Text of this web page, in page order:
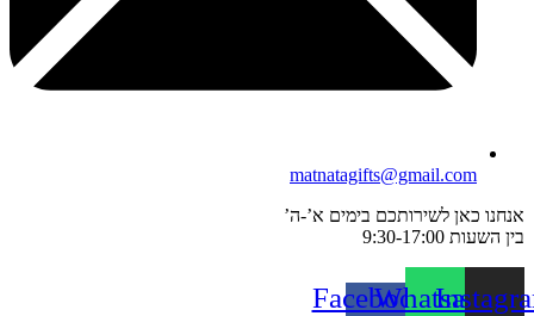
matnatagifts@gmail.com
אנחנו כאן לשירותכם בימים א’-ה’
בין השעות 9:30-17:00
Whatsapp
Facebook-